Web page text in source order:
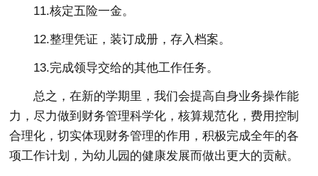
11.核定五险一金。
12.整理凭证，装订成册，存入档案。
13.完成领导交给的其他工作任务。
总之，在新的学期里，我们会提高自身业务操作能
力，尽力做到财务管理科学化，核算规范化，费用控制
合理化，切实体现财务管理的作用，积极完成全年的各
项工作计划，为幼儿园的健康发展而做出更大的贡献。